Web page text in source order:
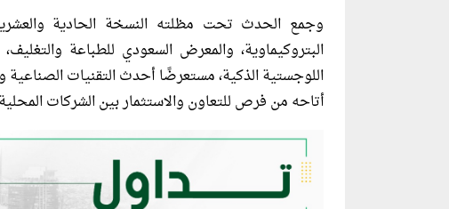
وجمع الحدث تحت مظلته النسخة الحادية
البتروكيماوية، والمعرض السعودي للطباعة
اللوجستية الذكية، مستعرضًا أحدث التقنيات
أتاحه من فرص للتعاون والاستثمار بين الشركات